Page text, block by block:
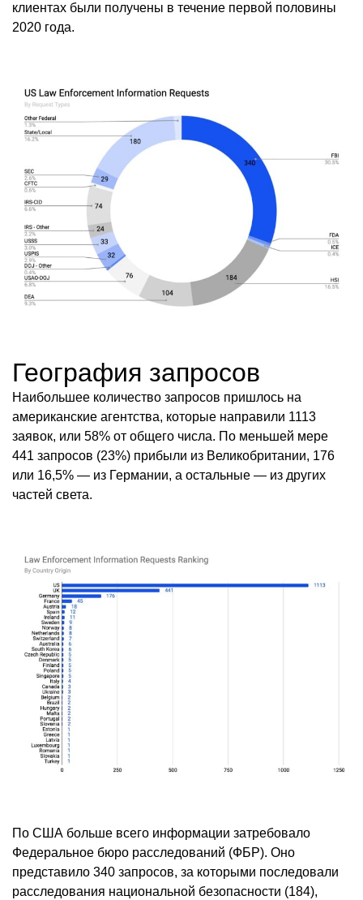
клиентах были получены в течение первой половины
2020 года.
География запросов
Наибольшее количество запросов пришлось на
американские агентства, которые направили 1113
заявок, или 58% от общего числа. По меньшей мере
441 запросов (23%) прибыли из Великобритании, 176
или 16,5% — из Германии, а остальные — из других
частей света.
По США больше всего информации затребовало
Федеральное бюро расследований (ФБР). Оно
представило 340 запросов, за которыми последовали
расследования национальной безопасности (184),